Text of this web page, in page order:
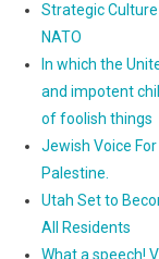
Strategic
NATO
In which the
and impotent
of foolish things
Jewish Voice
Palestine.
Utah Set to
All Residents
What a speech!